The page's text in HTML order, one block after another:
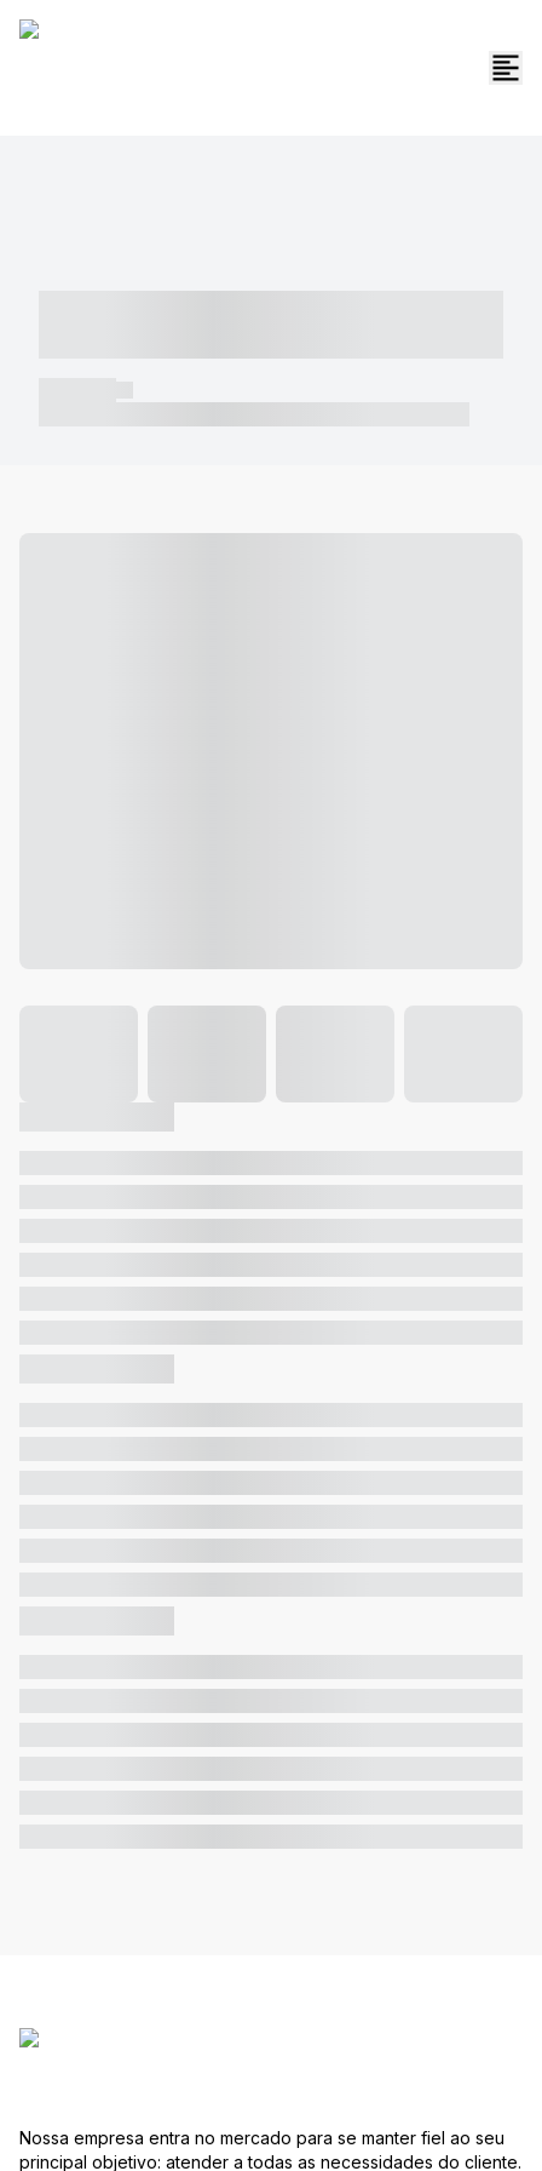
Nossa empresa entra no mercado para se manter fiel ao seu
principal objetivo: atender a todas as necessidades do cliente.